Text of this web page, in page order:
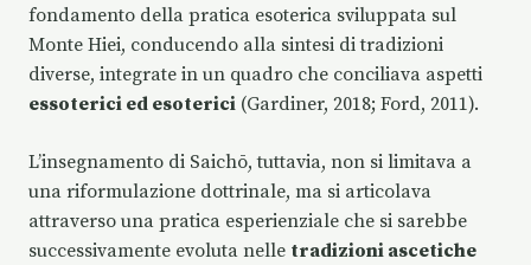
fondamento della pratica esoterica sviluppata sul
Monte Hiei, conducendo alla sintesi di tradizioni
diverse, integrate in un quadro che conciliava aspetti
essoterici ed esoterici (Gardiner, 2018; Ford, 2011).
L’insegnamento di Saichō, tuttavia, non si limitava a
una riformulazione dottrinale, ma si articolava
attraverso una pratica esperienziale che si sarebbe
successivamente evoluta nelle tradizioni ascetiche